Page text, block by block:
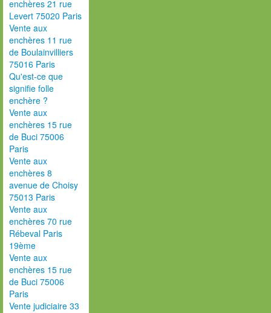
enchères 21 rue
Levert 75020 Paris
Vente aux
enchères 11 rue
de Boulainvilliers
75016 Paris
Qu'est-ce que
signifie folle
enchère ?
Vente aux
enchères 15 rue
de Buci 75006
Paris
Vente aux
enchères 8
avenue de Choisy
75013 Paris
Vente aux
enchères 70 rue
Rébeval Paris
19ème
Vente aux
enchères 15 rue
de Buci 75006
Paris
Vente judiciaire 33